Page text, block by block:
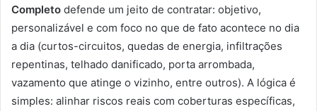
Completo defende um jeito de contratar: objetivo,
personalizável e com foco no que de fato acontece no dia
a dia (curtos-circuitos, quedas de energia, infiltrações
repentinas, telhado danificado, porta arrombada,
vazamento que atinge o vizinho, entre outros). A lógica é
simples: alinhar riscos reais com coberturas específicas,